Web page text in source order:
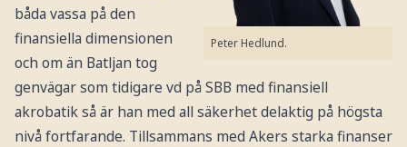
Peter Hedlund.
båda vassa på den
finansiella dimensionen
och om än Batljan tog
genvägar som tidigare vd på SBB med finansiell
akrobatik så är han med all säkerhet delaktig på högsta
nivå fortfarande. Tillsammans med Akers starka finanser